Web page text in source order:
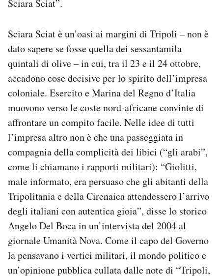
Sciara Sciat”.
Sciara Sciat è un’oasi ai margini di Tripoli – non è
dato sapere se fosse quella dei sessantamila
quintali di olive – in cui, tra il 23 e il 24 ottobre,
accadono cose decisive per lo spirito dell’impresa
coloniale. Esercito e Marina del Regno d’Italia
muovono verso le coste nord-africane convinte di
affrontare un compito facile. Nelle idee di tutti
l’impresa altro non è che una passeggiata in
compagnia della complicità dei libici (“gli arabi”,
come li chiamano i rapporti militari): “Giolitti,
male informato, era persuaso che gli abitanti della
Tripolitania e della Cirenaica attendessero l’arrivo
degli italiani con autentica gioia”, disse lo storico
Angelo Del Boca in un’intervista del 2004 al
giornale Umanità Nova. Come il capo del Governo
la pensavano i vertici militari, il mondo politico e
un’opinione pubblica cullata dalle note di “Tripoli,